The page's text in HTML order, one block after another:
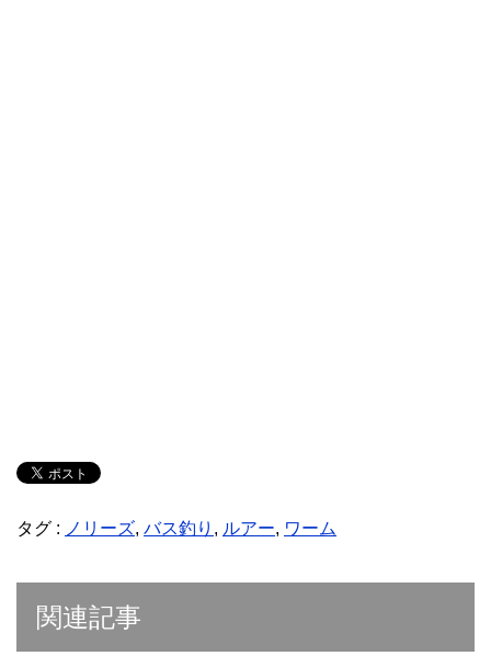
タグ : ノリーズ, バス釣り , ルアー, ワーム
関連記事